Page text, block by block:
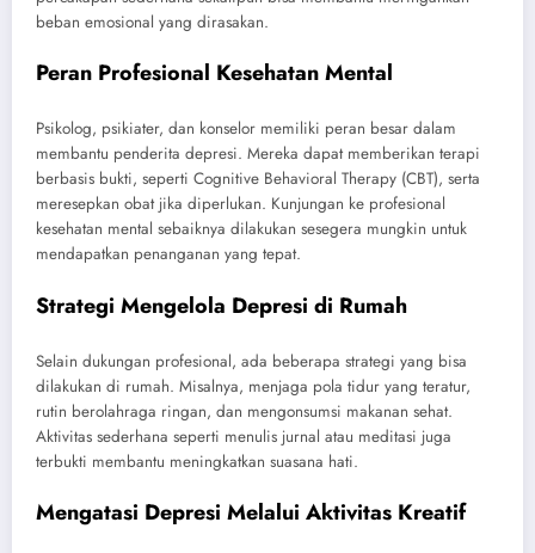
beban emosional yang dirasakan.
Peran Profesional Kesehatan Mental
Psikolog, psikiater, dan konselor memiliki peran besar dalam
membantu penderita depresi. Mereka dapat memberikan terapi
berbasis bukti, seperti Cognitive Behavioral Therapy (CBT), serta
meresepkan obat jika diperlukan. Kunjungan ke profesional
kesehatan mental sebaiknya dilakukan sesegera mungkin untuk
mendapatkan penanganan yang tepat.
Strategi Mengelola Depresi di Rumah
Selain dukungan profesional, ada beberapa strategi yang bisa
dilakukan di rumah. Misalnya, menjaga pola tidur yang teratur,
rutin berolahraga ringan, dan mengonsumsi makanan sehat.
Aktivitas sederhana seperti menulis jurnal atau meditasi juga
terbukti membantu meningkatkan suasana hati.
Mengatasi Depresi Melalui Aktivitas Kreatif